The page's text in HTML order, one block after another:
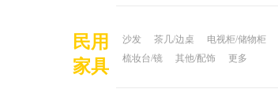
民用
家具
沙发 茶几/边桌 电视柜/储物柜
梳妆台/镜
其他/配饰 更多